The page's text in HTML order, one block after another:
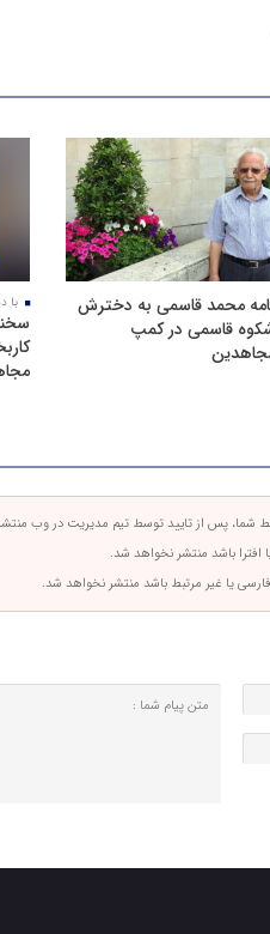
محمد قاسمی به دخترش
قاسمی در کمپ
با
شما، پس از تایید توسط تیم مدیریت در وب
باشد منتشر نخواهد شد.
فارسی یا غیر مرتبط باشد منتشر نخواهد شد.